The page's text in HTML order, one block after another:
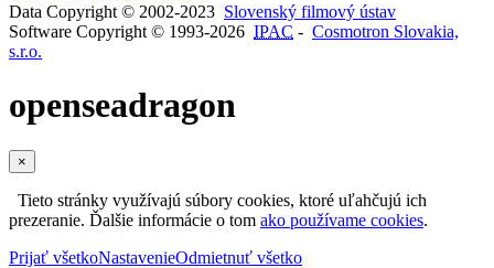
Data Copyright © 2002-2023 Slovenský filmový ústav
Software Copyright © 1993-2026 IPAC - Cosmotron Slovakia,
s.r.o.
openseadragon
×
Tieto stránky využívajú súbory cookies, ktoré uľahčujú ich
prezeranie. Ďalšie informácie o tom ako používame cookies.
Prijať všetkoNastavenieOdmietnuť všetko